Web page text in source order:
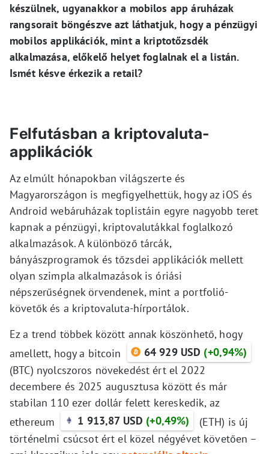
készülnek, ugyanakkor a mobilos app áruházak
rangsorait böngészve azt láthatjuk, hogy a pénzügyi
mobilos applikációk, mint a kriptotőzsdék
alkalmazása, előkelő helyet foglalnak el a listán.
Ismét késve érkezik a retail?
Felfutásban a kriptovaluta-
applikációk
Az elmúlt hónapokban világszerte és
Magyarországon is megfigyelhettük, hogy az iOS és
Android webáruházak toplistáin egyre nagyobb teret
kapnak a pénzügyi, kriptovalutákkal foglalkozó
alkalmazások. A különböző tárcák,
bányászprogramok és tőzsdei applikációk mellett
olyan szimpla alkalmazások is óriási
népszerűségnek örvendenek, mint a portfolió-
követők és a kriptovaluta-hírportálok.
Ez a trend többek között annak köszönhető, hogy
amellett, hogy a bitcoin
64 929 USD (+0,94%)
(BTC) nyolcszoros növekedést ért el 2022
decembere és 2025 augusztusa között és már
stabilan 110 ezer dollár felett kereskedik, az
ethereum
1 913,87 USD (+0,49%)
(ETH) is új
történelmi csúcsot ért el közel négyévet követően –